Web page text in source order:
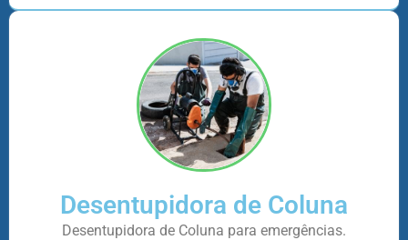
Desentupidora de Coluna
Desentupidora de Coluna para emergências.